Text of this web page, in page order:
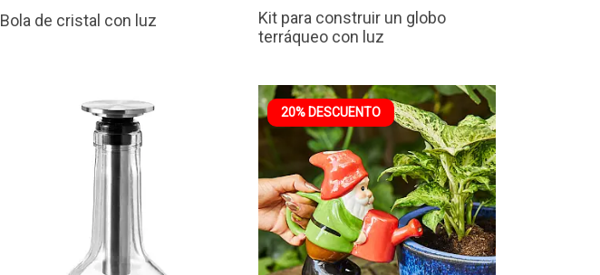
Bola de cristal con luz
Kit para construir un globo
terráqueo con luz
20% DESCUENTO